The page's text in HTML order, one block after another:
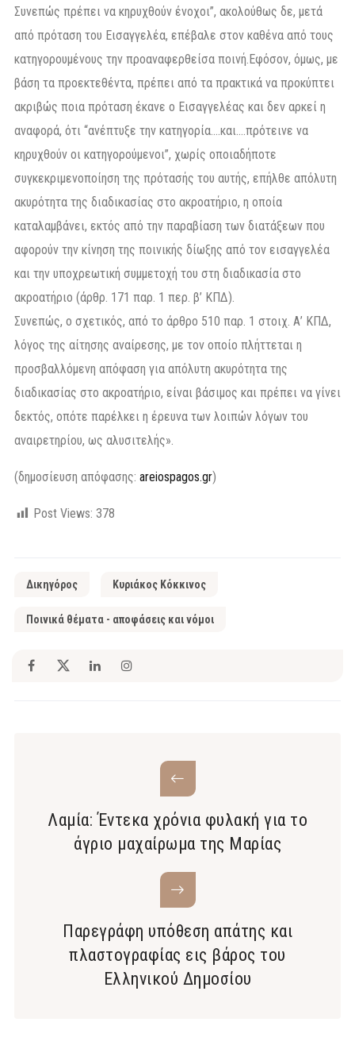
Συνεπώς πρέπει να κηρυχθούν ένοχοι”, ακολούθως δε, μετά
από πρόταση του Εισαγγελέα, επέβαλε στον καθένα από τους
κατηγορουμένους την προαναφερθείσα ποινή.Εφόσον, όμως, με
βάση τα προεκτεθέντα, πρέπει από τα πρακτικά να προκύπτει
ακριβώς ποια πρόταση έκανε ο Εισαγγελέας και δεν αρκεί η
αναφορά, ότι “ανέπτυξε την κατηγορία….και….πρότεινε να
κηρυχθούν οι κατηγορούμενοι”, χωρίς οποιαδήποτε
συγκεκριμενοποίηση της πρότασής του αυτής, επήλθε απόλυτη
ακυρότητα της διαδικασίας στο ακροατήριο, η οποία
καταλαμβάνει, εκτός από την παραβίαση των διατάξεων που
αφορούν την κίνηση της ποινικής δίωξης από τον εισαγγελέα
και την υποχρεωτική συμμετοχή του στη διαδικασία στο
ακροατήριο (άρθρ. 171 παρ. 1 περ. β’ ΚΠΔ).
Συνεπώς, ο σχετικός, από το άρθρο 510 παρ. 1 στοιχ. Α’ ΚΠΔ,
λόγος της αίτησης αναίρεσης, με τον οποίο πλήττεται η
προσβαλλόμενη απόφαση για απόλυτη ακυρότητα της
διαδικασίας στο ακροατήριο, είναι βάσιμος και πρέπει να γίνει
δεκτός, οπότε παρέλκει η έρευνα των λοιπών λόγων του
αναιρετηρίου, ως αλυσιτελής».
(δημοσίευση απόφασης: areiospagos.gr)
Post Views: 378
Δικηγόρος Κυριάκος Κόκκινος
Ποινικά θέματα - αποφάσεις και νόμοι
Λαμία: Έντεκα χρόνια φυλακή για το
άγριο μαχαίρωμα της Μαρίας
Παρεγράφη υπόθεση απάτης και
πλαστογραφίας εις βάρος του
Ελληνικού Δημοσίου